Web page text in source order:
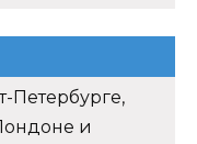
Петербурге,
и